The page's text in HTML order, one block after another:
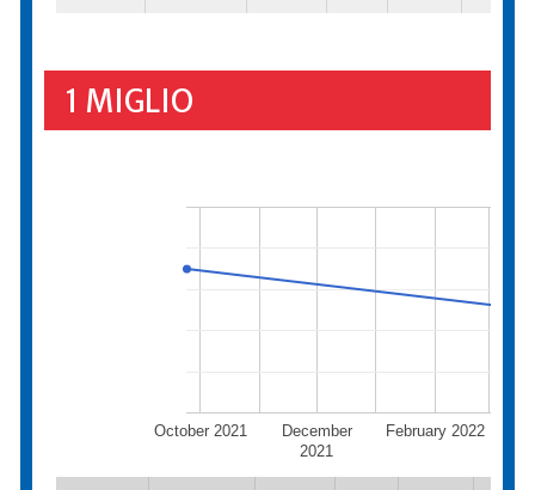
1 MIGLIO
October 2021
December
2021
February 2022